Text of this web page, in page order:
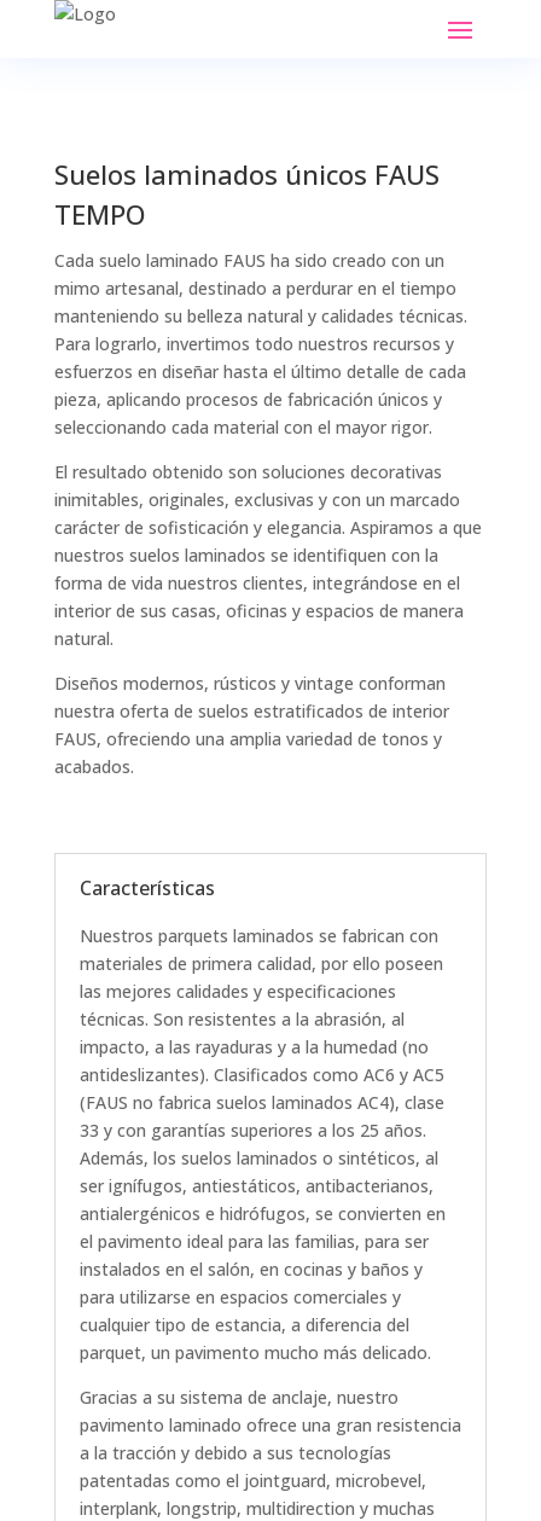
Suelos laminados únicos FAUS
TEMPO
Cada suelo laminado FAUS ha sido creado con un
mimo artesanal, destinado a perdurar en el tiempo
manteniendo su belleza natural y calidades técnicas.
Para lograrlo, invertimos todo nuestros recursos y
esfuerzos en diseñar hasta el último detalle de cada
pieza, aplicando procesos de fabricación únicos y
seleccionando cada material con el mayor rigor.
El resultado obtenido son soluciones decorativas
inimitables, originales, exclusivas y con un marcado
carácter de sofisticación y elegancia. Aspiramos a que
nuestros suelos laminados se identifiquen con la
forma de vida nuestros clientes, integrándose en el
interior de sus casas, oficinas y espacios de manera
natural.
Diseños modernos, rústicos y vintage conforman
nuestra oferta de suelos estratificados de interior
FAUS, ofreciendo una amplia variedad de tonos y
acabados.
Características
Nuestros parquets laminados se fabrican con
materiales de primera calidad, por ello poseen
las mejores calidades y especificaciones
técnicas. Son resistentes a la abrasión, al
impacto, a las rayaduras y a la humedad (no
antideslizantes). Clasificados como AC6 y AC5
(FAUS no fabrica suelos laminados AC4), clase
33 y con garantías superiores a los 25 años.
Además, los suelos laminados o sintéticos, al
ser ignífugos, antiestáticos, antibacterianos,
antialergénicos e hidrófugos, se convierten en
el pavimento ideal para las familias, para ser
instalados en el salón, en cocinas y baños y
para utilizarse en espacios comerciales y
cualquier tipo de estancia, a diferencia del
parquet, un pavimento mucho más delicado.
Gracias a su sistema de anclaje, nuestro
pavimento laminado ofrece una gran resistencia
a la tracción y debido a sus tecnologías
patentadas como el jointguard, microbevel,
interplank, longstrip, multidirection y muchas